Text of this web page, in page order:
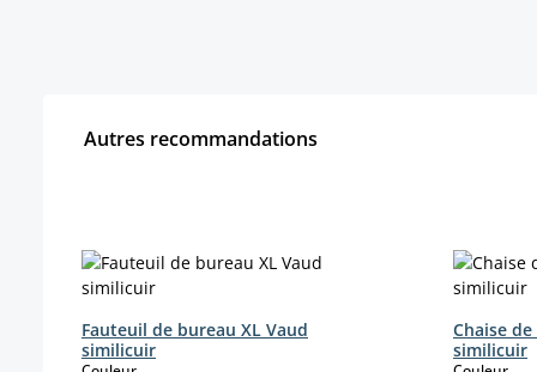
Autres recommandations
Fauteuil de bureau XL Vaud
similicuir
Chaise
similicuir